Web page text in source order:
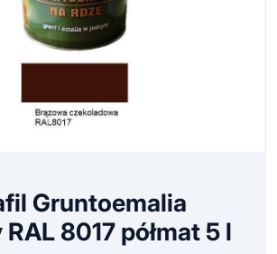
Gruntoemalia
8017 półmat 5 l